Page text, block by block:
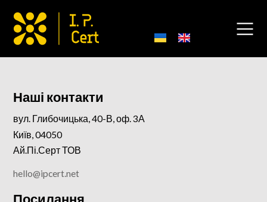
Наші контакти
вул. Глибочицька, 40-В, оф. 3А
Київ, 04050
Ай.Пі.Серт ТОВ
hello@ipcert.net